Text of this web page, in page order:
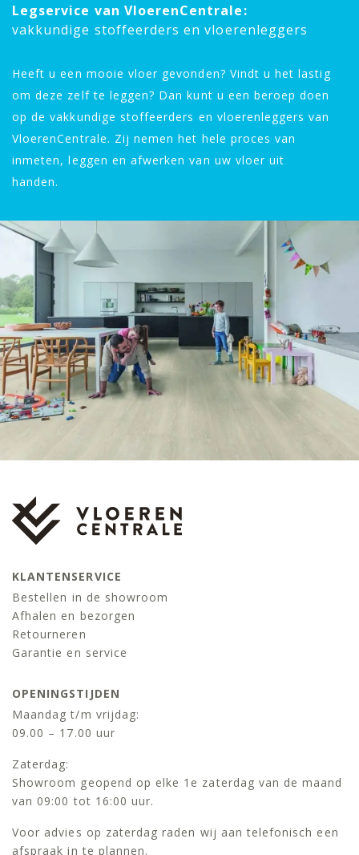
Legservice van VloerenCentrale:
vakkundige stoffeerders en vloerenleggers
Heeft u een mooie vloer gevonden? Vindt u het lastig
om deze zelf te leggen? Dan kunt u een beroep doen
op de vakkundige stoffeerders en vloerenleggers van
VloerenCentrale. Zij nemen het hele proces van
inmeten, leggen en afwerken van uw vloer uit
handen.
KLANTENSERVICE
Bestellen in de showroom
Afhalen en bezorgen
Retourneren
Garantie en service
OPENINGSTIJDEN
Maandag t/m vrijdag:
09.00 – 17.00 uur
Zaterdag:
Showroom geopend op elke 1e zaterdag van de maand
van 09:00 tot 16:00 uur.
Voor advies op zaterdag raden wij aan telefonisch een
afspraak in te plannen.